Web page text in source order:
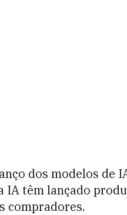
dos modelos de
IA têm lançado
compradores.